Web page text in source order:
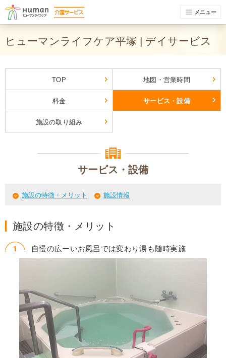
メニュー
ヒューマンライフケア平塚 | デイサービス
TOP 地図・営業時間
料金 サービス・設備
施設の取り組み
サービス・設備
施設の特徴・メリット 施設情報
施設の特徴・メリット
自慢の広ーいお風呂では変わり湯も随時実施